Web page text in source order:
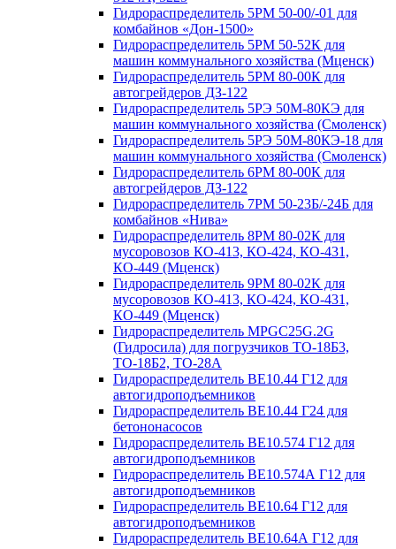
Гидрораспределитель 5РМ 50-00/-01 для
комбайнов «Дон-1500»
Гидрораспределитель 5РМ 50-52К для
машин коммунального хозяйства (Мценск)
Гидрораспределитель 5РМ 80-00К для
автогрейдеров ДЗ-122
Гидрораспределитель 5РЭ 50М-80КЭ для
машин коммунального хозяйства (Смоленск)
Гидрораспределитель 5РЭ 50М-80КЭ-18 для
машин коммунального хозяйства (Смоленск)
Гидрораспределитель 6РМ 80-00К для
автогрейдеров ДЗ-122
Гидрораспределитель 7РМ 50-23Б/-24Б для
комбайнов «Нива»
Гидрораспределитель 8РМ 80-02К для
мусоровозов КО-413, КО-424, КО-431,
КО-449 (Мценск)
Гидрораспределитель 9РМ 80-02К для
мусоровозов КО-413, КО-424, КО-431,
КО-449 (Мценск)
Гидрораспределитель MPGC25G.2G
(Гидросила) для погрузчиков ТО-18Б3,
ТО-18Б2, ТО-28А
Гидрораспределитель ВЕ10.44 Г12 для
автогидроподъемников
Гидрораспределитель ВЕ10.44 Г24 для
бетононасосов
Гидрораспределитель ВЕ10.574 Г12 для
автогидроподъемников
Гидрораспределитель ВЕ10.574А Г12 для
автогидроподъемников
Гидрораспределитель ВЕ10.64 Г12 для
автогидроподъемников
Гидрораспределитель ВЕ10.64А Г12 для